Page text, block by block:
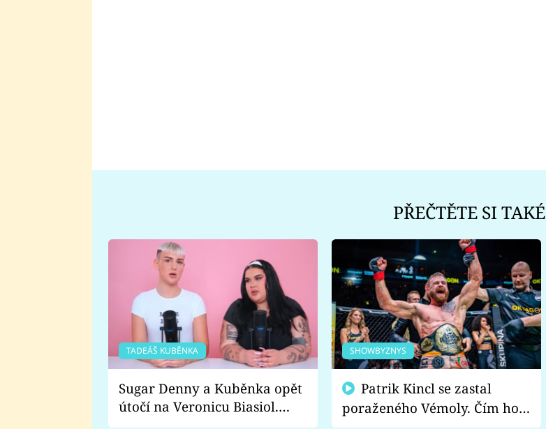
PŘEČTĚTE SI TAKÉ
TADEÁŠ KUBĚNKA
Sugar Denny a Kuběnka opět
útočí na Veronicu Biasiol.
Proč je podle nich falešná a
SHOWBYZNYS
poraženého Vémoly. Čím ho
fanoušci naštvali?